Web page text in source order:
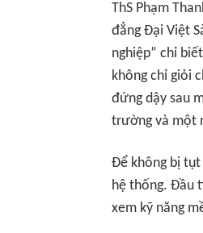
ThS Phạm
đẳng Đại Việt
nghiệp” chỉ
không chỉ giỏi
đứng dậy sau
trường và một
Để không bị
hệ thống. Đầu
xem kỹ năng